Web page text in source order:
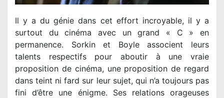
Il y a du génie dans cet effort incroyable, il y a
surtout du cinéma avec un grand « C » en
permanence. Sorkin et Boyle associent leurs
talents respectifs pour aboutir à une vraie
proposition de cinéma, une proposition de regard
dans teint ni fard sur leur sujet, qui n’a toujours pas
fini d’être une énigme. Ses relations orageuses